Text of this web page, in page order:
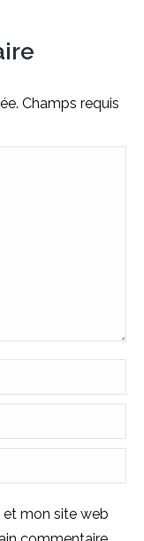
Champs requis
mon site web